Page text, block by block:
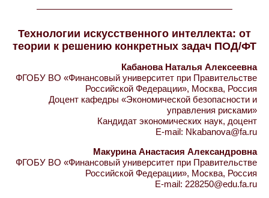
Технологии искусственного интеллекта: от
теории к решению конкретных задач ПОД/ФТ
Кабанова Наталья Алексеевна
ФГОБУ ВО «Финансовый университет при Правительстве
Российской Федерации», Москва, Россия
Доцент кафедры «Экономической безопасности и
управления рисками»
Кандидат экономических наук, доцент
E-mail: Nkabanova@fa.ru
Макурина Анастасия Александровна
ФГОБУ ВО «Финансовый университет при Правительстве
Российской Федерации», Москва, Россия
E-mail: 228250@edu.fa.ru